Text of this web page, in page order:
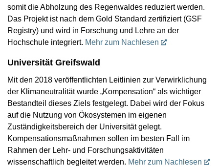
somit die Abholzung des Regenwaldes reduziert werden.
Das Projekt ist nach dem Gold Standard zertifiziert (GSF
Registry) und wird in Forschung und Lehre an der
Hochschule integriert. Mehr zum Nachlesen
Universität Greifswald
Mit den 2018 veröffentlichten Leitlinien zur Verwirklichung
der Klimaneutralität wurde „Kompensation“ als wichtiger
Bestandteil dieses Ziels festgelegt. Dabei wird der Fokus
auf die Nutzung von Ökosystemen im eigenen
Zuständigkeitsbereich der Universität gelegt.
Kompensationsmaßnahmen sollen im besten Fall im
Rahmen der Lehr- und Forschungsaktivitäten
wissenschaftlich begleitet werden. Mehr zum Nachlesen